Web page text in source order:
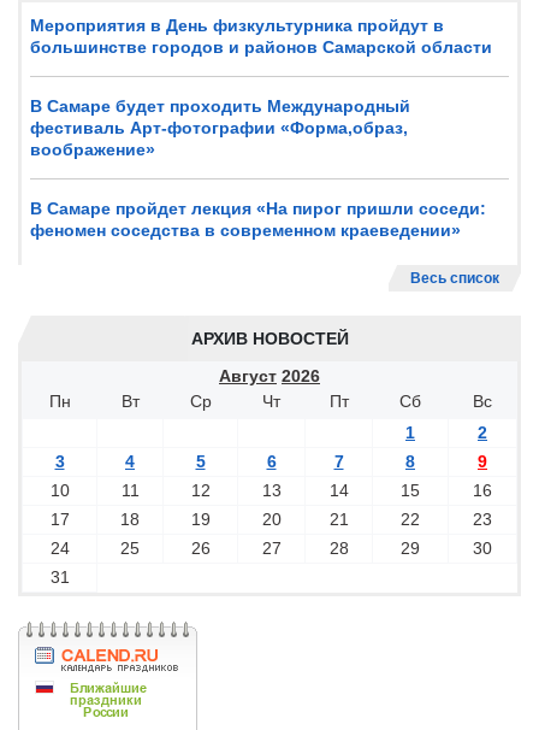
Мероприятия в День физкультурника пройдут в
большинстве городов и районов Самарской области
В Самаре будет проходить Международный
фестиваль Арт-фотографии «Форма,образ,
воображение»
В Самаре пройдет лекция «На пирог пришли соседи:
феномен соседства в современном краеведении»
Весь список
АРХИВ НОВОСТЕЙ
Август 2026
Пн
Вт Ср Чт Пт Сб
Вс
1
2
3
4 5 6 7 8
9
10
11 12 13 14 15
16
17
18 19 20 21 22
23
24
25 26 27 28 29
30
31